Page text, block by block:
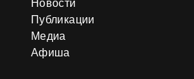
Новости
Публикации
Медиа
Афиша